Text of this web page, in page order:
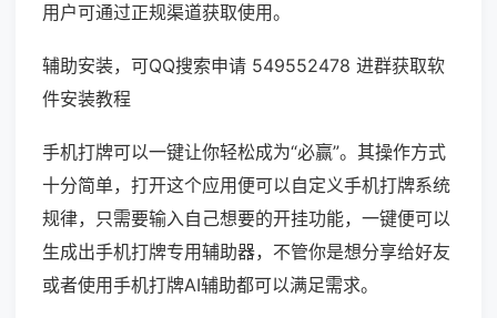
用户可通过正规渠道获取使用。
辅助安装，可QQ搜索申请 549552478 进群获取软
件安装教程
手机打牌可以一键让你轻松成为“必赢”。其操作方式
十分简单，打开这个应用便可以自定义手机打牌系统
规律，只需要输入自己想要的开挂功能，一键便可以
生成出手机打牌专用辅助器，不管你是想分享给好友
或者使用手机打牌AI辅助都可以满足需求。